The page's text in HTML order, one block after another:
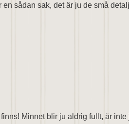
sådan sak, det är ju de små
Minnet blir ju aldrig fullt, är